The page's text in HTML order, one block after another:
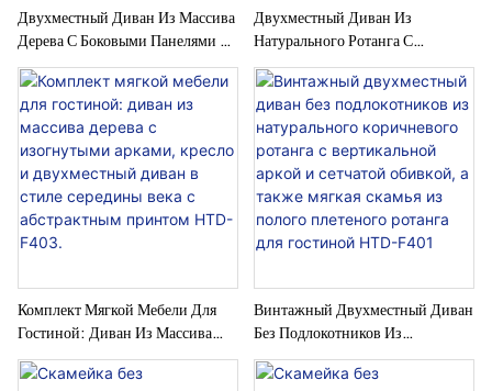
Двухместный Диван Из Массива
Дерева С Боковыми Панелями Из
Ротанга И Сетчатой ​​обивкой, В
Японском Стиле Ваби-Саби,
Бежевый Льняной Ротанг С
Квадратными Подлокотниками,
Для Гостиной HTD-F405
Двухместный Диван Из
Натурального Ротанга С
Ажурным Плетением И
Основанием Из Массива Дерева,
Модель HTD-F404, С Обивкой
Из Ротанга С Принтом Пейзажей
В Стиле Середины XX Века, Для
Гостиной.
Комплект Мягкой Мебели Для
Гостиной: Диван Из Массива
Дерева С Изогнутыми Арками,
Кресло И Двухместный Диван В
Винтажный Двухместный Диван
Без Подлокотников Из
Натурального Коричневого
Ротанга С Вертикальной Аркой И